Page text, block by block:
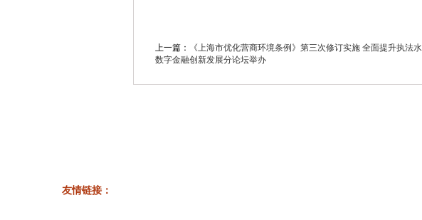
上一篇： 《上海市优化营商环境条例》第三次修订实施 全面提升执法
数字金融创新发展分论坛举办
友情链接：